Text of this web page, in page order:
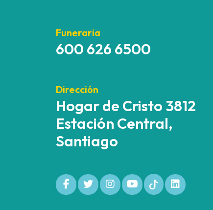
Funeraria
600 626 6500
Dirección
Hogar de Cristo 3812
Estación Central,
Santiago